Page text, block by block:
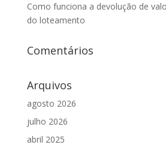
Como funciona a devolução de
do loteamento
Comentários
Arquivos
agosto 2026
julho 2026
abril 2025